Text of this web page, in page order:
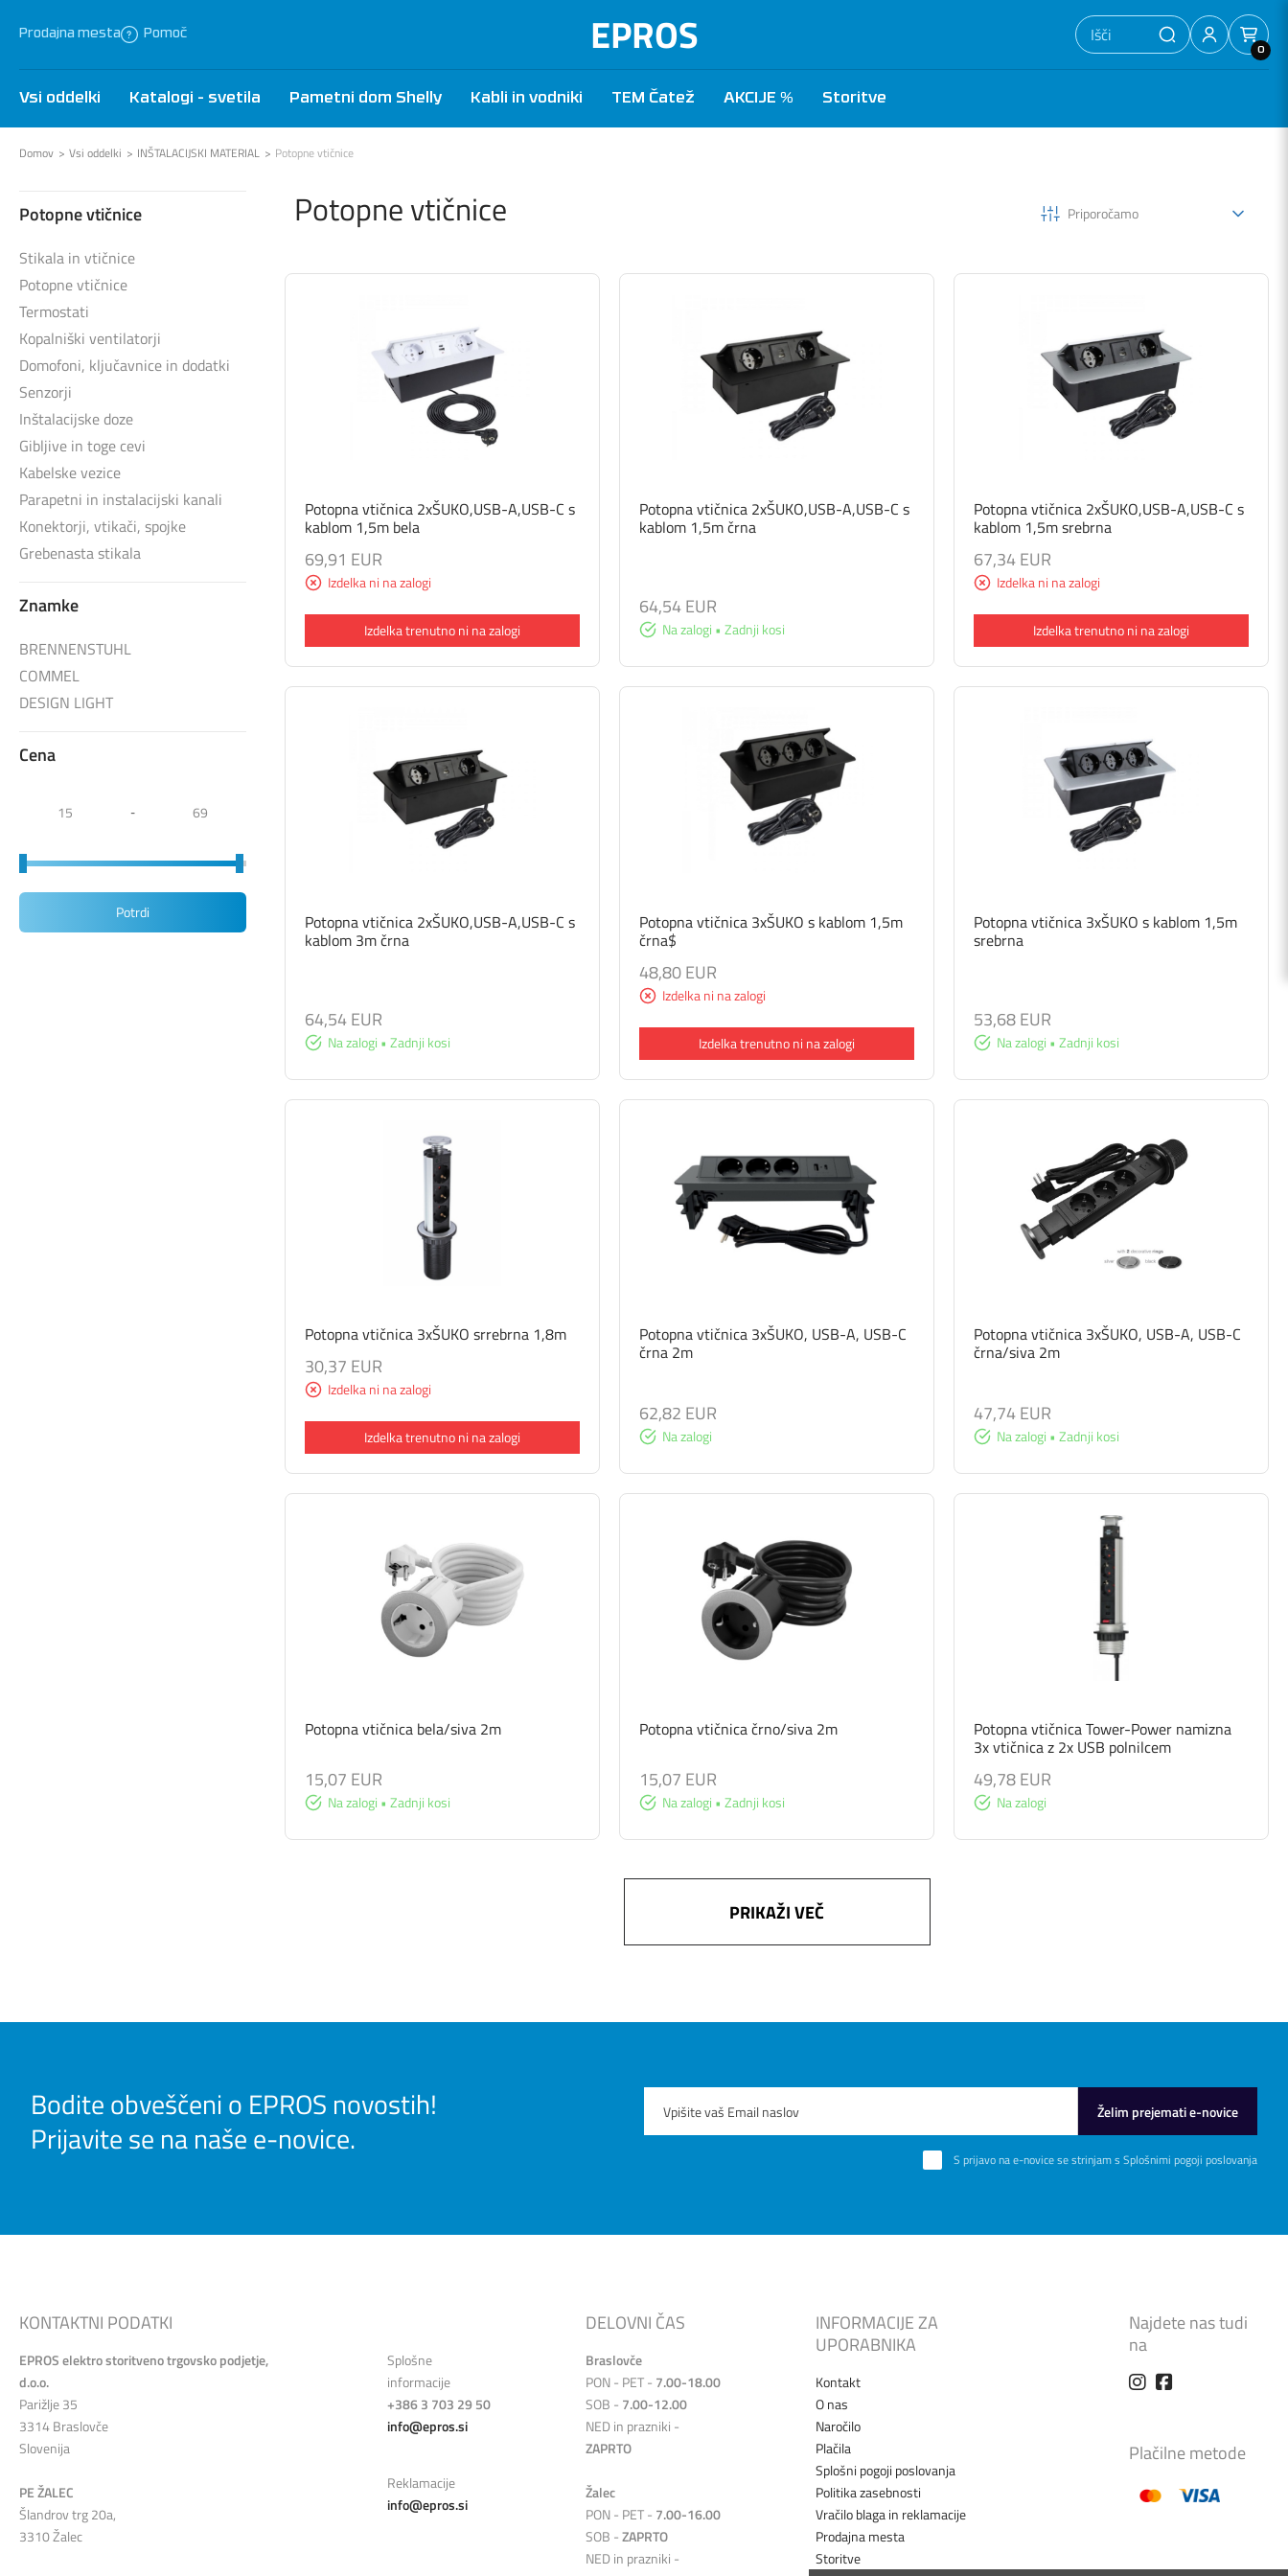
Prodajna mesta Pomoč EPROS 0
Vsi oddelki Katalogi - svetila Pametni dom Shelly Kabli in vodniki TEM Čatež AKCIJE % Storitve
Domov Vsi oddelki INŠTALACIJSKI MATERIAL Potopne vtičnice
Potopne vtičnice
Stikala in vtičnice
Potopne vtičnice
Termostati
Kopalniški ventilatorji
Domofoni, ključavnice in dodatki
Senzorji
Inštalacijske doze
Gibljive in toge cevi
Kabelske vezice
Parapetni in instalacijski kanali
Konektorji, vtikači, spojke
Grebenasta stikala
Znamke
BRENNENSTUHL
COMMEL
DESIGN LIGHT
Cena
-
Potrdi
Potopne vtičnice Priporočamo
Potopna vtičnica 2xŠUKO,USB-A,USB-C s
kablom 1,5m bela
Izdelka ni na zalogi
69,91 EUR
Izdelka trenutno ni na zalogi
Potopna vtičnica 2xŠUKO,USB-A,USB-C s
kablom 1,5m črna
Na zalogi • Zadnji kosi
64,54 EUR
Potopna vtičnica 2xŠUKO,USB-A,USB-C s
kablom 1,5m srebrna
Izdelka ni na zalogi
67,34 EUR
Izdelka trenutno ni na zalogi
Potopna vtičnica 2xŠUKO,USB-A,USB-C s
kablom 3m črna
Na zalogi • Zadnji kosi
64,54 EUR
Potopna vtičnica 3xŠUKO s kablom 1,5m
črna$
Izdelka ni na zalogi
48,80 EUR
Izdelka trenutno ni na zalogi
Potopna vtičnica 3xŠUKO s kablom 1,5m
srebrna
Na zalogi • Zadnji kosi
53,68 EUR
Potopna vtičnica 3xŠUKO srrebrna 1,8m
Izdelka ni na zalogi
30,37 EUR
Izdelka trenutno ni na zalogi
Potopna vtičnica 3xŠUKO, USB-A, USB-C
črna 2m
Na zalogi
62,82 EUR
Potopna vtičnica 3xŠUKO, USB-A, USB-C
črna/siva 2m
Na zalogi • Zadnji kosi
47,74 EUR
Potopna vtičnica bela/siva 2m
Na zalogi • Zadnji kosi
15,07 EUR
Potopna vtičnica črno/siva 2m
Na zalogi • Zadnji kosi
15,07 EUR
Potopna vtičnica Tower-Power namizna
3x vtičnica z 2x USB polnilcem
Na zalogi
49,78 EUR
PRIKAŽI VEČ
Bodite obveščeni o EPROS novostih!
Prijavite se na naše e-novice.
Želim prejemati e-novice
S prijavo na e-novice se strinjam s Splošnimi pogoji poslovanja
KONTAKTNI PODATKI
EPROS elektro storitveno trgovsko podjetje,
d.o.o.
Parižlje 35
3314 Braslovče
Slovenija
PE ŽALEC
Šlandrov trg 20a,
3310 Žalec
Splošne
informacije
+386 3 703 29 50
info@epros.si
Reklamacije
info@epros.si
DELOVNI ČAS
Braslovče
PON - PET - 7.00-18.00
SOB - 7.00-12.00
NED in prazniki -
ZAPRTO
Žalec
PON - PET - 7.00-16.00
SOB -ZAPRTO
NED in prazniki -
INFORMACIJE ZA
UPORABNIKA
Kontakt
O nas
Naročilo
Plačila
Splošni pogoji poslovanja
Politika zasebnosti
Vračilo blaga in reklamacije
Prodajna mesta
Storitve
Najdete nas tudi
na
Plačilne metode